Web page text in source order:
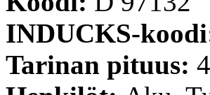
INDUCKS-
Tarinan pituus: